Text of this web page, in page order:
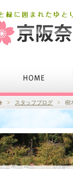
スタッフブログ 樹